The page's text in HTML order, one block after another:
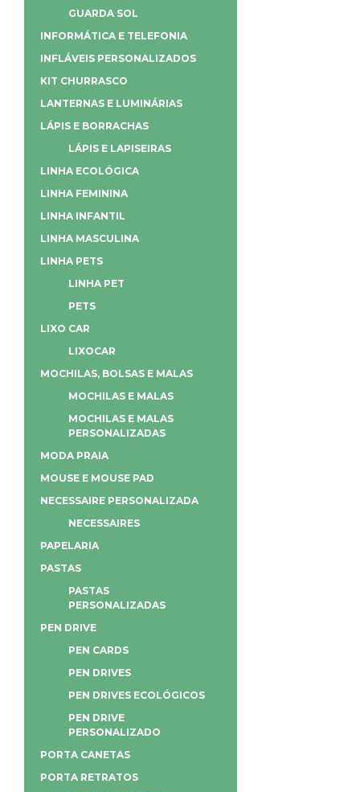
GUARDA SOL
INFORMÁTICA E TELEFONIA
INFLÁVEIS PERSONALIZADOS
KIT CHURRASCO
LANTERNAS E LUMINÁRIAS
LÁPIS E BORRACHAS
LÁPIS E LAPISEIRAS
LINHA ECOLÓGICA
LINHA FEMININA
LINHA INFANTIL
LINHA MASCULINA
LINHA PETS
LINHA PET
PETS
LIXO CAR
LIXOCAR
MOCHILAS, BOLSAS E MALAS
MOCHILAS E MALAS
MOCHILAS E MALAS
PERSONALIZADAS
MODA PRAIA
MOUSE E MOUSE PAD
NECESSAIRE PERSONALIZADA
NECESSAIRES
PAPELARIA
PASTAS
PASTAS
PERSONALIZADAS
PEN DRIVE
PEN CARDS
PEN DRIVES
PEN DRIVES ECOLÓGICOS
PEN DRIVE
PERSONALIZADO
PORTA CANETAS
PORTA RETRATOS